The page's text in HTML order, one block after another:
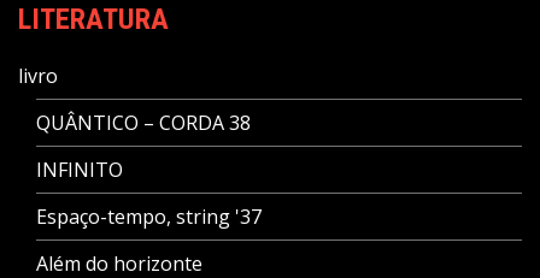
LITERATURA
livro
QUÂNTICO – CORDA 38
INFINITO
Espaço-tempo, string '37
Além do horizonte